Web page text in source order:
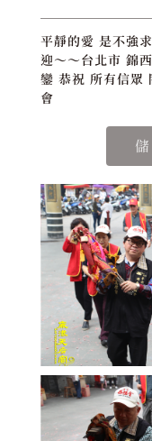
平靜的愛 是不強
迎～～台北市 錦
鑾 恭祝 所有信眾
會